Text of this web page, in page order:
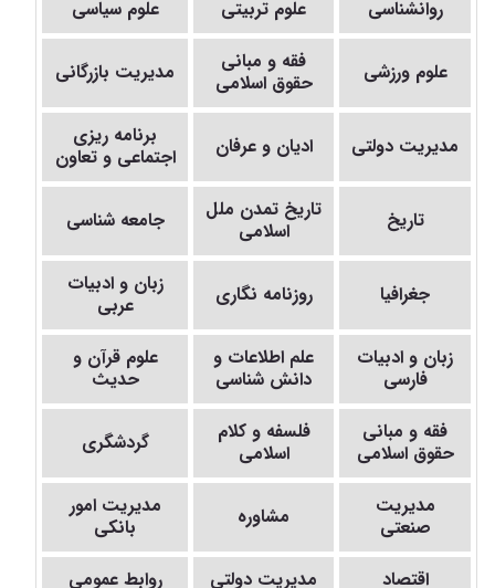
روانشناسی علوم تربیتی علوم سیاسی
علوم ورزشی
فقه و مبانی
حقوق اسلامی
مدیریت بازرگانی
مدیریت دولتی ادیان و عرفان
برنامه ریزی
اجتماعی و تعاون
تاریخ
تاریخ تمدن ملل
اسلامی
جامعه شناسی
جغرافیا روزنامه نگاری
زبان و ادبیات
عربی
زبان و ادبیات
فارسی
علم اطلاعات و
دانش شناسی
علوم قرآن و
حدیث
فقه و مبانی
حقوق اسلامی
فلسفه و کلام
اسلامی
گردشگری
مدیریت
صنعتی
مشاوره
مدیریت امور
بانکی
اقتصاد
مدیریت دولتی روابط عمومی